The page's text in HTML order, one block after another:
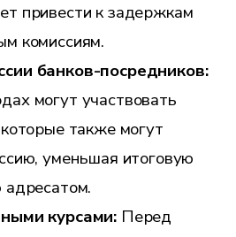
привести к задержкам
комиссиям.
банков-посредников:
могут участвовать
также могут
уменьшая итоговую
курсами: Перед